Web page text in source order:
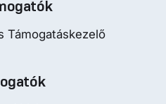
Támogatáskezelő